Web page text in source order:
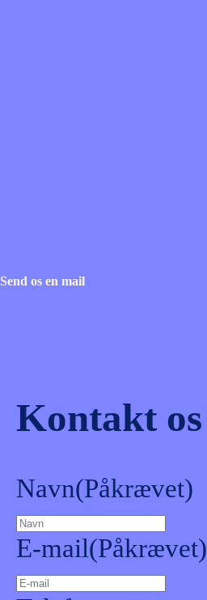
Send os en mail
Kontakt os
Navn(Påkrævet)
E-mail(Påkrævet)